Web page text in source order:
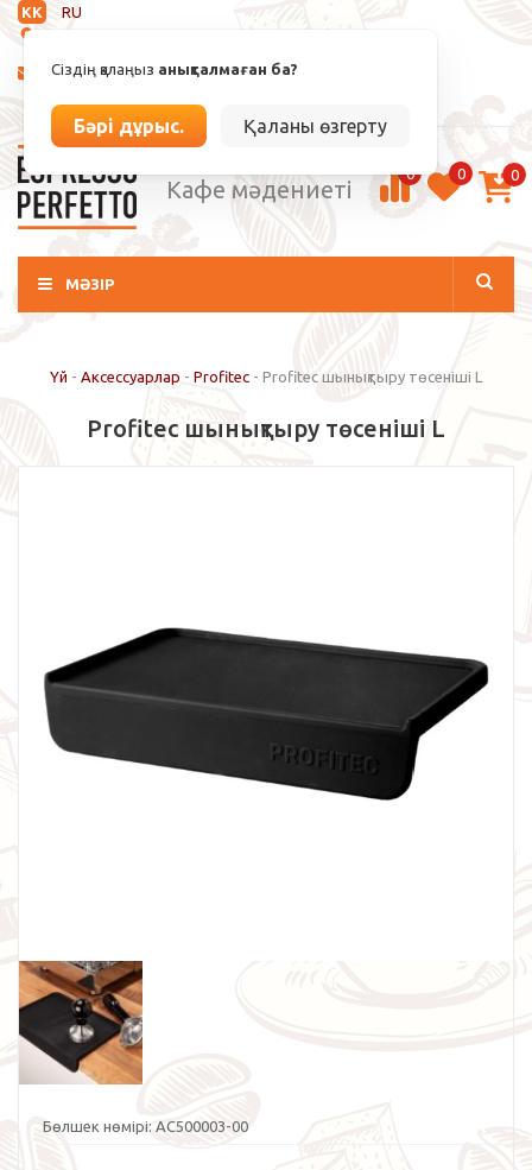
KK
RU
Сіздің қалаңыз анықталмаған ба?
Бәрі дұрыс. Қаланы өзгерту
info@espressoperfetto.kz
Кафе мәдениеті
0 0 0
МӘЗІР
Үй - Аксессуарлар - Profitec - Profitec шынықтыру төсеніші L
Profitec шынықтыру төсеніші L
Бөлшек нөмірі: AC500003-00